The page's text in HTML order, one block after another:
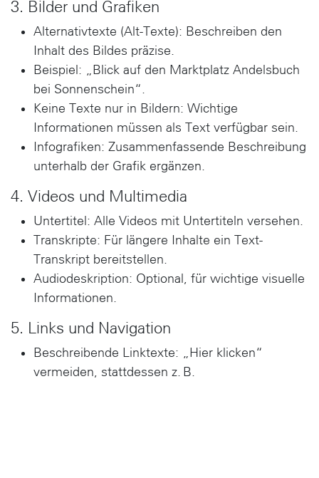
3. Bilder und Grafiken
Alternativtexte (Alt-Texte): Beschreiben den
Inhalt des Bildes präzise.
Beispiel: „Blick auf den Marktplatz Andelsbuch
bei Sonnenschein“.
Keine Texte nur in Bildern: Wichtige
Informationen müssen als Text verfügbar sein.
Infografiken: Zusammenfassende Beschreibung
unterhalb der Grafik ergänzen.
4. Videos und Multimedia
Untertitel: Alle Videos mit Untertiteln versehen.
Transkripte: Für längere Inhalte ein Text-
Transkript bereitstellen.
Audiodeskription: Optional, für wichtige visuelle
Informationen.
5. Links und Navigation
Beschreibende Linktexte: „Hier klicken“
vermeiden, stattdessen z. B.